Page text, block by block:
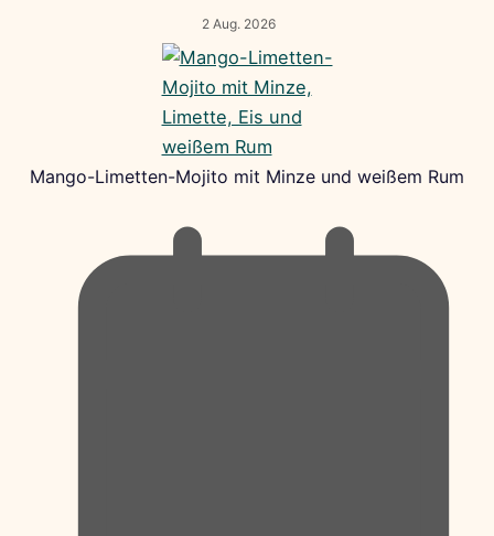
2 Aug. 2026
Mango-Limetten-Mojito mit Minze und weißem Rum